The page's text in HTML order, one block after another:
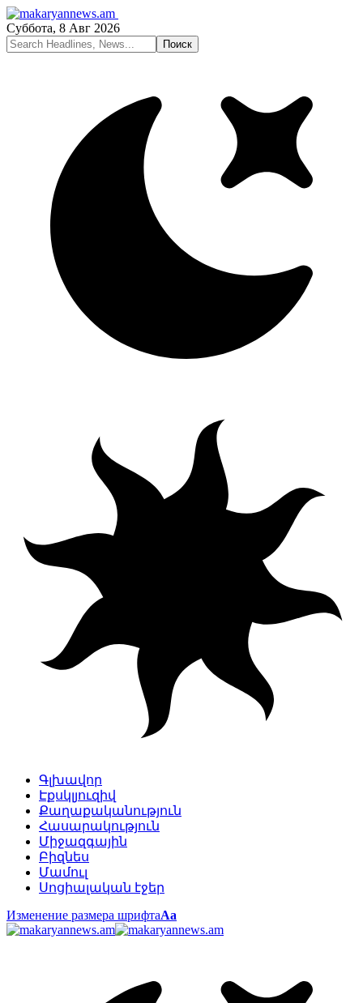
Суббота, 8 Авг 2026
Գլխավոր
Էքսկլյուզիվ
Քաղաքականություն
Հասարակություն
Միջազգային
Բիզնես
Մամուլ
Սոցիալական էջեր
Изменение размера шрифтаАа